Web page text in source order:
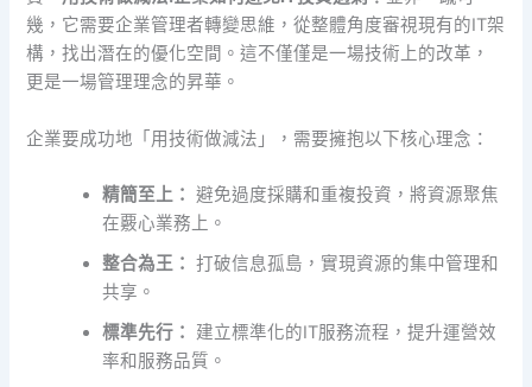
幾，它需要企業管理者轉變思維，從整體角度審視現有的IT架
構，找出潛在的優化空間。這不僅僅是一場技術上的改革，
更是一場管理理念的昇華。
企業要成功地「用技術做減法」，需要擁抱以下核心理念：
精簡至上： 避免過度採購和重複投資，將資源聚焦
在覈心業務上。
整合為王： 打破信息孤島，實現資源的集中管理和
共享。
標準先行：
建立標準化的IT服務流程，提升運營效
率和服務品質。